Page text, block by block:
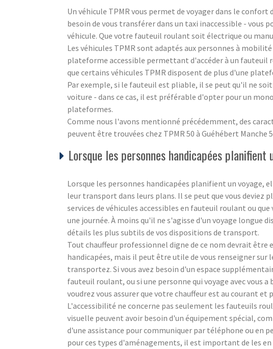
Un véhicule TPMR vous permet de voyager dans le
besoin de vous transférer dans un taxi inaccessible -
véhicule. Que votre fauteuil roulant soit électrique ou
Les véhicules TPMR sont adaptés aux personnes à
plateforme accessible permettant d'accéder à un
que certains véhicules TPMR disposent de plus d'une
Par exemple, si le fauteuil est pliable, il se peut qu'il ne
voiture - dans ce cas, il est préférable d'opter pour un
plateformes.
Comme nous l'avons mentionné précédemment, des
peuvent être trouvées chez TPMR 50 à Guéhébert Manche
Lorsque les personnes handicapées
Lorsque les personnes handicapées planifient un voyage,
leur transport dans leurs plans. Il se peut que vous deviez
services de véhicules accessibles en fauteuil roulant ou
une journée. À moins qu'il ne s'agisse d'un voyage longue
détails les plus subtils de vos dispositions de transport.
Tout chauffeur professionnel digne de ce nom devrait être
handicapées, mais il peut être utile de vous renseigner sur
transportez. Si vous avez besoin d'un espace
fauteuil roulant, ou si une personne qui voyage avec vous
voudrez vous assurer que votre chauffeur est au courant et
L'accessibilité ne concerne pas seulement les fauteuils
visuelle peuvent avoir besoin d'un équipement spécial,
d'une assistance pour communiquer par téléphone ou en
pour ces types d'aménagements, il est important de les